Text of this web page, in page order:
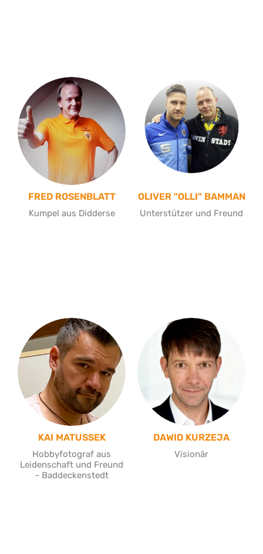
FRED ROSENBLATT
Kumpel aus Didderse
OLIVER "OLLI" BAMMAN
Unterstützer und Freund
KAI MATUSSEK
Hobbyfotograf aus
Leidenschaft und Freund
- Baddeckenstedt
DAWID KURZEJA
Visionär